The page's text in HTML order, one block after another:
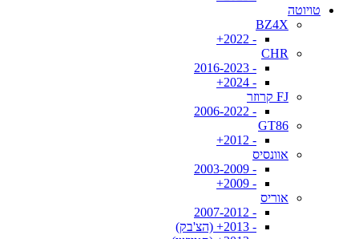
טויוטה
BZ4X
- 2022+
CHR
- 2016-2023
- 2024+
FJ קרוזר
- 2006-2022
GT86
- 2012+
אוונסיס
- 2003-2009
- 2009+
אוריס
- 2007-2012
- 2013+ (הצ'בק)